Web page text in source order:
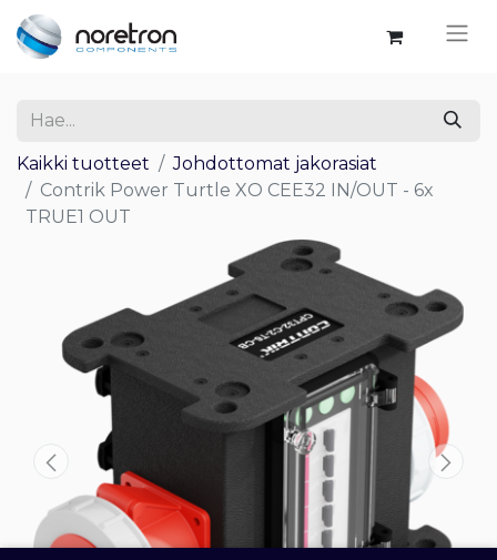
Kaikki tuotteet
Johdottomat jakorasiat
Contrik Power Turtle XO CEE32 IN/OUT - 6x
TRUE1 OUT